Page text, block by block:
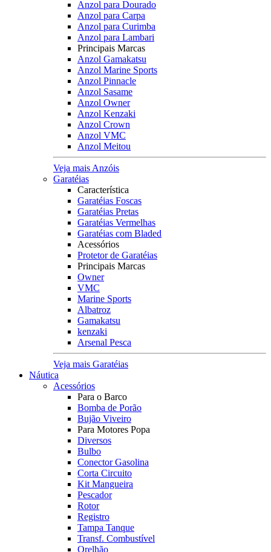
Anzol para Dourado
Anzol para Carpa
Anzol para Curimba
Anzol para Lambari
Principais Marcas
Anzol Gamakatsu
Anzol Marine Sports
Anzol Pinnacle
Anzol Sasame
Anzol Owner
Anzol Kenzaki
Anzol Crown
Anzol VMC
Anzol Meitou
Veja mais Anzóis
Garatéias
Característica
Garatéias Foscas
Garatéias Pretas
Garatéias Vermelhas
Garatéias com Bladed
Acessórios
Protetor de Garatéias
Principais Marcas
Owner
VMC
Marine Sports
Albatroz
Gamakatsu
kenzaki
Arsenal Pesca
Veja mais Garatéias
Náutica
Acessórios
Para o Barco
Bomba de Porão
Bujão Viveiro
Para Motores Popa
Diversos
Bulbo
Conector Gasolina
Corta Circuito
Kit Mangueira
Pescador
Rotor
Registro
Tampa Tanque
Transf. Combustível
Orelhão